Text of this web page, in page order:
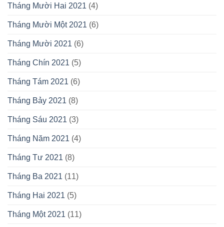
Tháng Mười Hai 2021 (4)
Tháng Mười Một 2021 (6)
Tháng Mười 2021 (6)
Tháng Chín 2021 (5)
Tháng Tám 2021 (6)
Tháng Bảy 2021 (8)
Tháng Sáu 2021 (3)
Tháng Năm 2021 (4)
Tháng Tư 2021 (8)
Tháng Ba 2021 (11)
Tháng Hai 2021 (5)
Tháng Một 2021 (11)